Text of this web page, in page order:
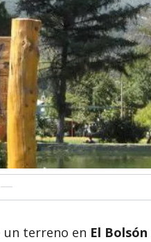
un terreno en El Bolsón